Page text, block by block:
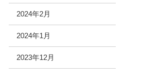
2024年2月
2024年1月
2023年12月